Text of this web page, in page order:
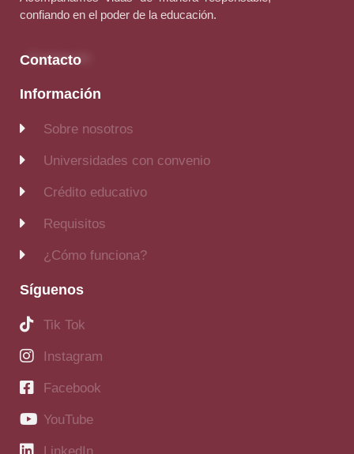
confiando en el poder de la educación.
Contacto
Información
Sobre nosotros
Universidades con convenio
Crédito educativo
Requisitos
¿Cómo funciona?
Síguenos
Tik Tok
Instagram
Facebook
YouTube